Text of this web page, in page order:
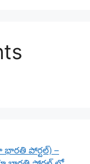
భారతి పోర్టల్) –